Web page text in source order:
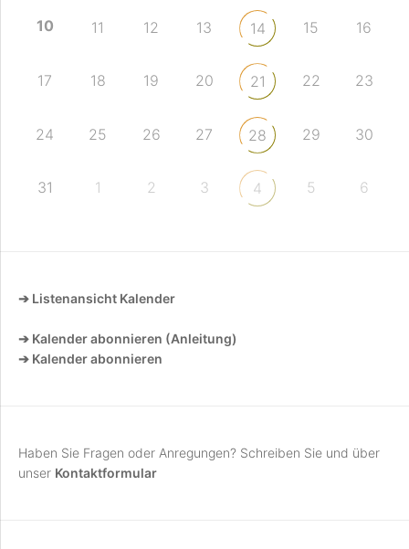
10 11 12 13 14 15 16
17 18 19 20 21 22 23
24 25 26 27 28 29 30
31 1 2 3 4 5 6
➔ Listenansicht Kalender
➔ Kalender abonnieren (Anleitung)
➔ Kalender abonnieren
Haben Sie Fragen oder Anregungen? Schreiben Sie und über
unser Kontaktformular